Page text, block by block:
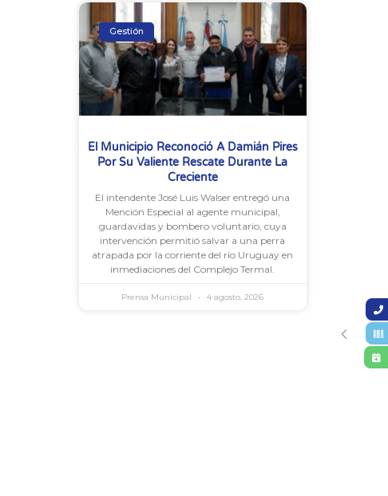
Gestión
El Municipio Reconoció A Damián Pires
Por Su Valiente Rescate Durante La
Creciente
El intendente José Luis Walser entregó una
Mención Especial al agente municipal,
guardavidas y bombero voluntario, cuya
intervención permitió salvar a una perra
atrapada por la corriente del río Uruguay en
inmediaciones del Complejo Termal.
Prensa Municipal 4 agosto, 2026